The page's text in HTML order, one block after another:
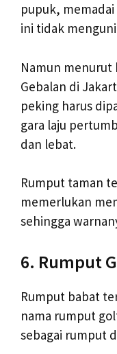
pupuk,
ini tidak
Namun menurut
Gebalan di
peking harus
gara laju
dan lebat.
Rumput taman
memerlukan
sehingga
6. Rumput
Rumput babat
nama rumput
sebagai rumput